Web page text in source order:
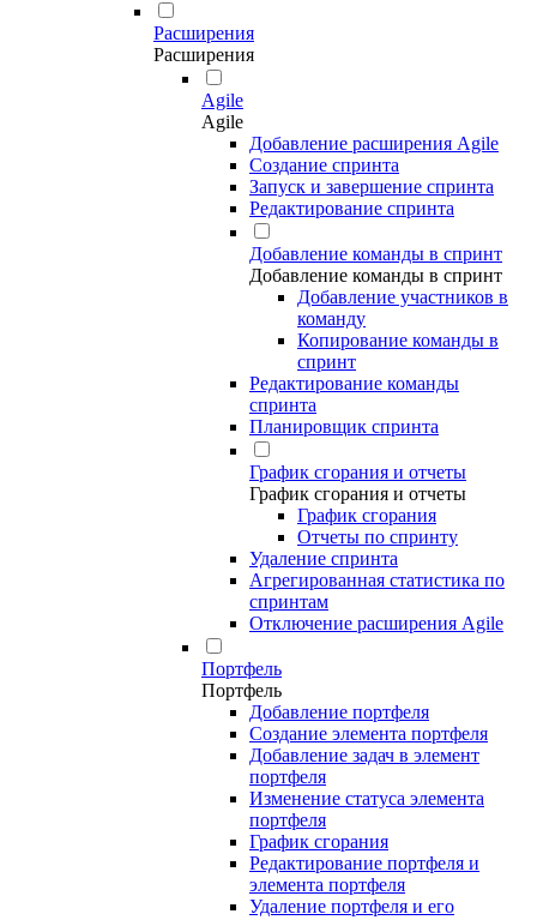
Расширения
Расширения
Agile
Agile
Добавление расширения Agile
Создание спринта
Запуск и завершение спринта
Редактирование спринта
Добавление команды в спринт
Добавление команды в спринт
Добавление участников в
команду
Копирование команды в
спринт
Редактирование команды
спринта
Планировщик спринта
График сгорания и отчеты
График сгорания и отчеты
График сгорания
Отчеты по спринту
Удаление спринта
Агрегированная статистика по
спринтам
Отключение расширения Agile
Портфель
Портфель
Добавление портфеля
Создание элемента портфеля
Добавление задач в элемент
портфеля
Изменение статуса элемента
портфеля
График сгорания
Редактирование портфеля и
элемента портфеля
Удаление портфеля и его